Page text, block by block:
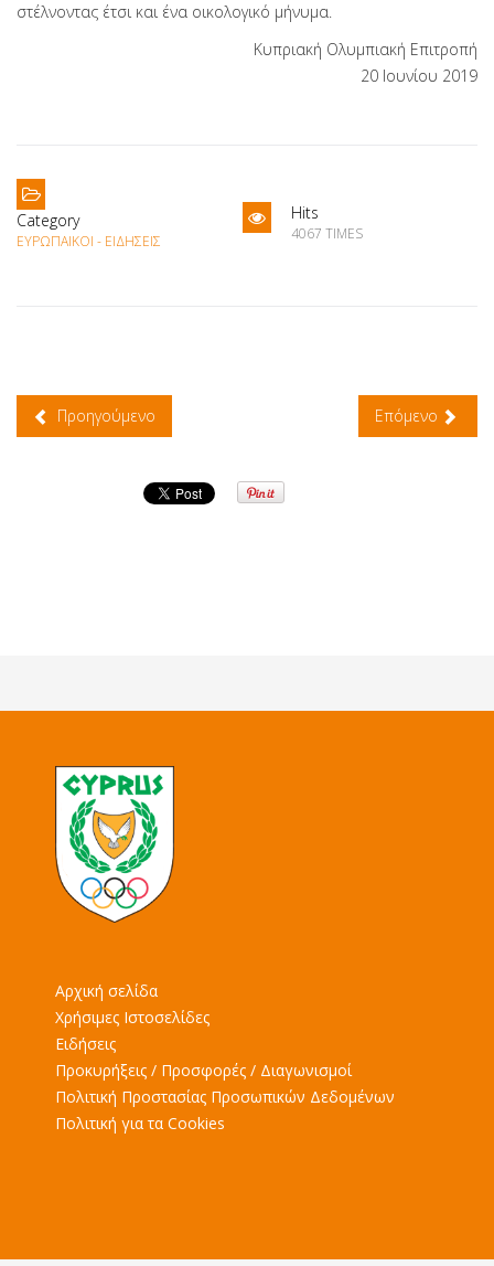
στέλνοντας έτσι και ένα οικολογικό μήνυμα.
Κυπριακή Ολυμπιακή Επιτροπή
20 Ιουνίου 2019
Category
EΥΡΩΠΑΙΚΟΊ - ΕΙΔΉΣΕΙΣ
Hits
4067 TIMES
Προηγούμενο Επόμενο
Αρχική σελίδα
Χρήσιμες Ιστοσελίδες
Ειδήσεις
Προκυρήξεις / Προσφορές / Διαγωνισμοί
Πολιτική Προστασίας Προσωπικών Δεδομένων
Πολιτική για τα Cookies